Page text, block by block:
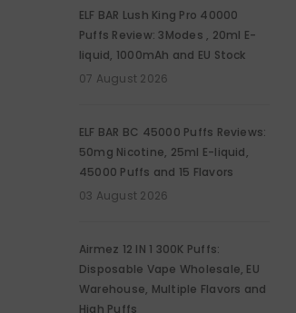
ELF BAR Lush King Pro 40000
Puffs Review: 3Modes , 20ml E-
liquid, 1000mAh and EU Stock
07 August 2026
ELF BAR BC 45000 Puffs Reviews:
50mg Nicotine, 25ml E-liquid,
45000 Puffs and 15 Flavors
03 August 2026
Airmez 12 IN 1 300K Puffs:
Disposable Vape Wholesale, EU
Warehouse, Multiple Flavors and
High Puffs